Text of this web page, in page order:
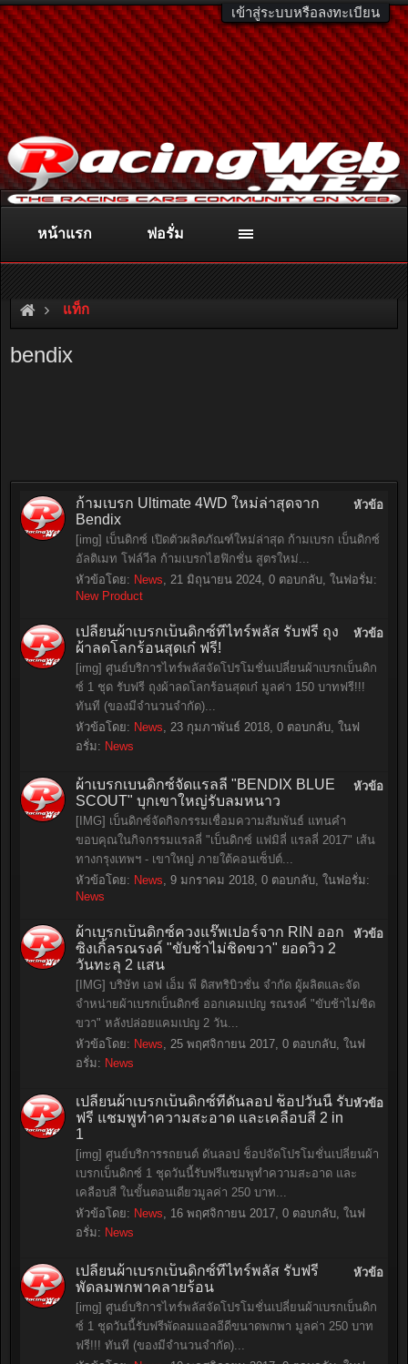
เข้าสู่ระบบหรือลงทะเบียน
ติดต่อลงโฆษณา racingweb@gmail.comหรือโทร. 081-811-1138
หรืออ่านรายละเอียดเพิ่มเติม คลิกที่นี่
แท็ก
bendix
หัวข้อ
ก้ามเบรก Ultimate 4WD ใหม่ล่าสุดจาก
Bendix
[img] เบ็นดิกซ์ เปิดตัวผลิตภัณฑ์ใหม่ล่าสุด ก้ามเบรก เบ็นดิกซ์
อัลติเมท โฟล์วีล ก้ามเบรกไฮฟิกชั่น สูตรใหม่...
หัวข้อโดย: News, 21 มิถุนายน 2024, 0 ตอบกลับ, ในฟอรั่ม:
New Product
หัวข้อ
เปลี่ยนผ้าเบรกเบ็นดิกซ์ที่ไทร์พลัส รับฟรี ถุง
ผ้าลดโลกร้อนสุดเก๋ ฟรี!
[img] ศูนย์บริการไทร์พลัสจัดโปรโมชั่นเปลี่ยนผ้าเบรกเบ็นดิก
ซ์ 1 ชุด รับฟรี ถุงผ้าลดโลกร้อนสุดเก๋ มูลค่า 150 บาทฟรี!!!
ทันที (ของมีจำนวนจำกัด)...
หัวข้อโดย: News, 23 กุมภาพันธ์ 2018, 0 ตอบกลับ, ในฟ
อรั่ม: News
หัวข้อ
ผ้าเบรกเบนดิกซ์จัดแรลลี่ "BENDIX BLUE
SCOUT" บุกเขาใหญ่รับลมหนาว
[IMG] เบ็นดิกซ์จัดกิจกรรมเชื่อมความสัมพันธ์ แทนคำ
ขอบคุณในกิจกรรมแรลลี่ "เบ็นดิกซ์ แฟมิลี่ แรลลี่ 2017" เส้น
ทางกรุงเทพฯ - เขาใหญ่ ภายใต้คอนเซ็ปต์...
หัวข้อโดย: News, 9 มกราคม 2018, 0 ตอบกลับ, ในฟอรั่ม:
News
หัวข้อ
ผ้าเบรกเบ็นดิกซ์ควงแร๊พเปอร์จาก RIN ออก
ซิงเกิ้ลรณรงค์ "ขับช้าไม่ชิดขวา" ยอดวิว 2
วันทะลุ 2 แสน
[IMG] บริษัท เอฟ เอ็ม พี ดิสทริบิวชั่น จำกัด ผู้ผลิตและจัด
จำหน่ายผ้าเบรกเบ็นดิกซ์ ออกเคมเปญ รณรงค์ "ขับช้าไม่ชิด
ขวา" หลังปล่อยแคมเปญ 2 วัน...
หัวข้อโดย: News, 25 พฤศจิกายน 2017, 0 ตอบกลับ, ในฟ
อรั่ม: News
หัวข้อ
เปลี่ยนผ้าเบรกเบ็นดิกซ์ที่ดันลอป ช็อปวันนี้ รับ
ฟรี แชมพูทำความสะอาด และเคลือบสี 2 in
1
[img] ศูนย์บริการรถยนต์ ดันลอป ช็อปจัดโปรโมชั่นเปลี่ยนผ้า
เบรกเบ็นดิกซ์ 1 ชุดวันนี้รับฟรีแชมพูทำความสะอาด และ
เคลือบสี ในขั้นตอนเดียวมูลค่า 250 บาท...
หัวข้อโดย: News, 16 พฤศจิกายน 2017, 0 ตอบกลับ, ในฟ
อรั่ม: News
หัวข้อ
เปลี่ยนผ้าเบรกเบ็นดิกซ์ที่ไทร์พลัส รับฟรี
พัดลมพกพาคลายร้อน
[img] ศูนย์บริการไทร์พลัสจัดโปรโมชั่นเปลี่ยนผ้าเบรกเบ็นดิก
ซ์ 1 ชุดวันนี้รับฟรีพัดลมแอลอีดีขนาดพกพา มูลค่า 250 บาท
ฟรี!!! ทันที (ของมีจำนวนจำกัด)...
หน้าแรก ฟอรั่ม